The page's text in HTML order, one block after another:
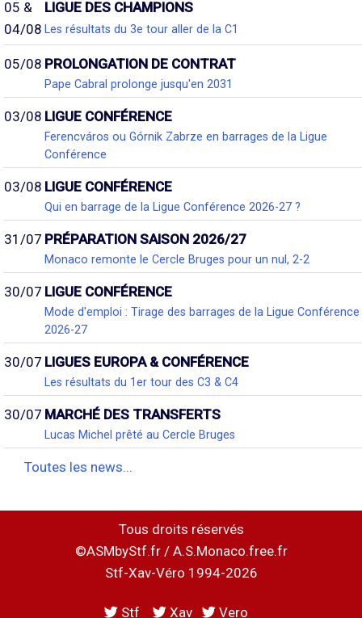
05 &
04/08
LIGUE DES CHAMPIONS
Les résultats du 3e tour aller de la C1
05/08 PROLONGATION DE CONTRAT
Pape Cabral prolonge jusqu'en 2031
03/08 LIGUE CONFÉRENCE
Ferencváros ou Górnik Zabrze en barrages de la Ligue
Conférence
03/08 LIGUE CONFÉRENCE
Qui en barrage de la Ligue Conférence 2026-27 ?
31/07 PRÉPARATION SAISON 2026/27
Monaco remonte le Cercle Bruges pour un nul, 2-2
30/07 LIGUE CONFÉRENCE
Mode d'emploi : Tirage des barrages de la Ligue Conférence
2026-27
30/07 LIGUES EUROPA & CONFÉRENCE
Les résultats du 1er tour des C3 & C4
30/07 MARCHÉ DES TRANSFERTS
Lucas Michel prêté au Cercle Bruges
Toutes les news...
Tous droits réservés
©ASMbyStf.fr / A.S.Monaco.free.fr
Stf-Xav-Véro 1994-2026
Stf Xav Vero